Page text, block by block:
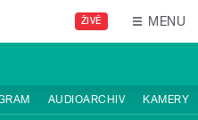
ŽIVĚ MENU
AUDIOARCHIV KAMERY